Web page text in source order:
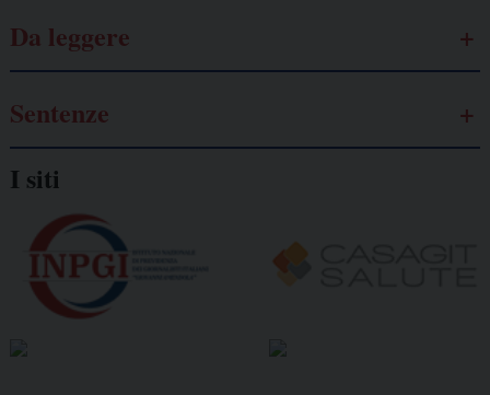
Da leggere
Sentenze
I siti